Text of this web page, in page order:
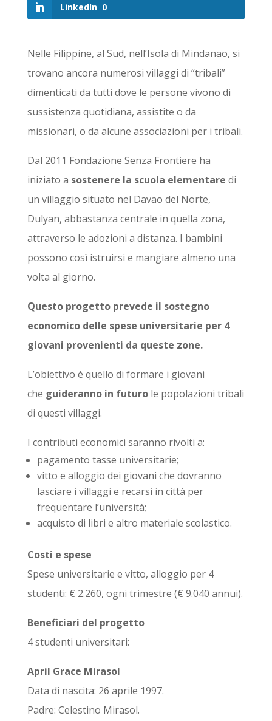
LinkedIn 0
Nelle Filippine, al Sud, nell’Isola di Mindanao, si
trovano ancora numerosi villaggi di “tribali”
dimenticati da tutti dove le persone vivono di
sussistenza quotidiana, assistite o da
missionari, o da alcune associazioni per i tribali.
Dal 2011 Fondazione Senza Frontiere ha
iniziato a sostenere la scuola elementare di
un villaggio situato nel Davao del Norte,
Dulyan, abbastanza centrale in quella zona,
attraverso le adozioni a distanza. I bambini
possono così istruirsi e mangiare almeno una
volta al giorno.
Questo progetto prevede il sostegno
economico delle spese universitarie per 4
giovani provenienti da queste zone.
L’obiettivo è quello di formare i giovani
che guideranno in futurole popolazioni tribali
di questi villaggi.
I contributi economici saranno rivolti a:
pagamento tasse universitarie;
vitto e alloggio dei giovani che dovranno
lasciare i villaggi e recarsi in città per
frequentare l’università;
acquisto di libri e altro materiale scolastico.
Costi e spese
Spese universitarie e vitto, alloggio per 4
studenti: € 2.260, ogni trimestre (€ 9.040 annui).
Beneficiari del progetto
4 studenti universitari:
April Grace Mirasol
Data di nascita: 26 aprile 1997.
Padre: Celestino Mirasol.